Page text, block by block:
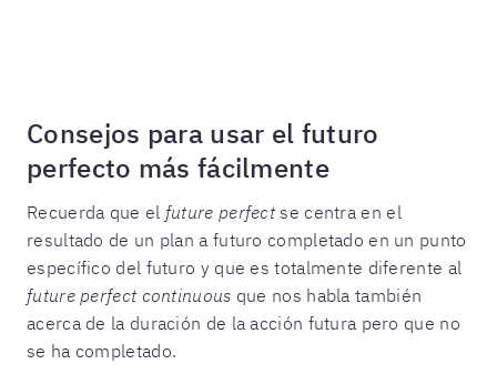
Consejos para usar el futuro
perfecto más fácilmente
Recuerda que el future perfectse centra en el
resultado de un plan a futuro completado en un punto
específico del futuro y que es totalmente diferente al
future perfect continuous que nos habla también
acerca de la duración de la acción futura pero que no
se ha completado.